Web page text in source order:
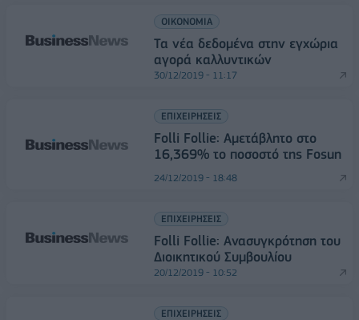
ΟΙΚΟΝΟΜΙΑ
Τα νέα δεδομένα στην εγχώρια
αγορά καλλυντικών
30/12/2019 - 11:17
ΕΠΙΧΕΙΡΗΣΕΙΣ
Folli Follie: Αμετάβλητο στο
16,369% το ποσοστό της Fosun
24/12/2019 - 18:48
ΕΠΙΧΕΙΡΗΣΕΙΣ
Folli Follie: Ανασυγκρότηση του
Διοικητικού Συμβουλίου
20/12/2019 - 10:52
ΕΠΙΧΕΙΡΗΣΕΙΣ